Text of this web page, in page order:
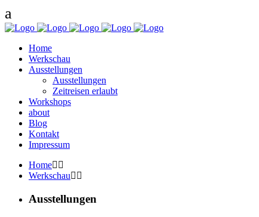
Home
Werkschau
Ausstellungen
Ausstellungen
Zeitreisen erlaubt
Workshops
about
Blog
Kontakt
Impressum
Home
Werkschau
Ausstellungen